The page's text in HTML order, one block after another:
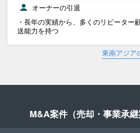
オーナーの引退
・長年の実績から、多くのリピーター
送能力を持つ
東南アジア
M&A案件（売却・事業承